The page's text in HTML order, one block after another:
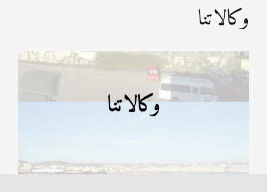
وكالاتنا
وكالاتنا